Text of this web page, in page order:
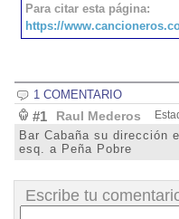
Para citar esta página:
https://
1 COMENTARIO
#1 Raul Mederos
Bar Cabaña su dirección
esq. a Peña Pobre
Escribe tu